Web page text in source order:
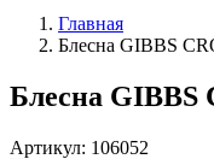
Главная
Блесна GIBBS
Блесна GIBBS
Артикул: 106052